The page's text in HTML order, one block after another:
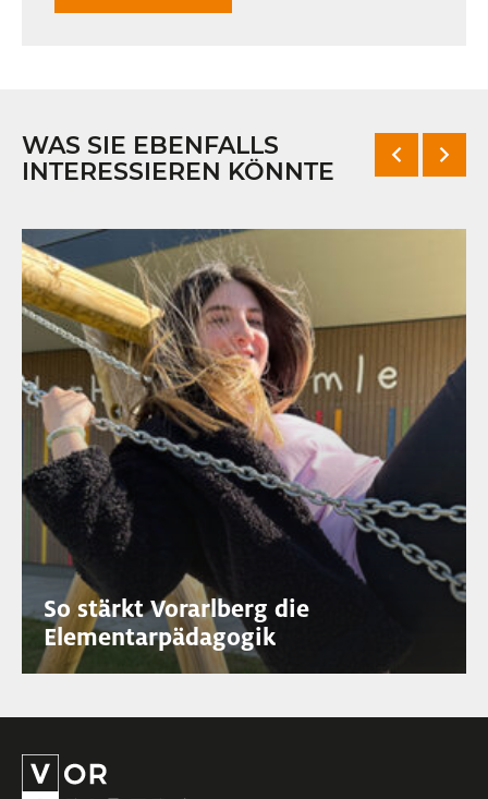
WAS SIE EBENFALLS
INTERESSIEREN KÖNNTE
So stärkt Vorarlberg die
Elementarpädagogik